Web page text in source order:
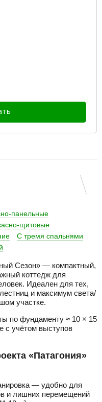
панельные
щитовые
С тремя спальнями
Сезон» — компактный,
коттедж для
Идеален для тех,
и максимум света/
участке.
по фундаменту ≈ 10 × 15
с учётом выступов
«Патагония»
— удобно для
и лишних перемещений